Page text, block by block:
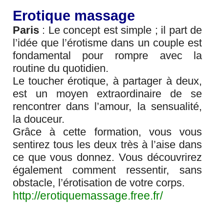
Erotique massage
Paris: Le concept est simple ; il part de
l’idée que l’érotisme dans un couple est
fondamental pour rompre avec la
routine du quotidien.
Le toucher érotique, à partager à deux,
est un moyen extraordinaire de se
rencontrer dans l’amour, la sensualité,
la douceur.
Grâce à cette formation, vous vous
sentirez tous les deux très à l’aise dans
ce que vous donnez. Vous découvrirez
également comment ressentir, sans
obstacle, l’érotisation de votre corps.
http://erotiquemassage.free.fr/